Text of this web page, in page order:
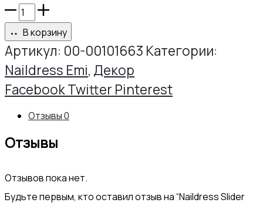
100 ₽.
Количество
товара
Naildress
Slider
Design
E.Mi-
принт
В корзину
Артикул: 00-00101663 Категории:
Naildress Emi, Декор
Share
FacebookTwitter Pinterest
Отзывы0
Отзывы
Отзывов пока нет.
Будьте первым, кто оставил отзыв на “Naildress Slider